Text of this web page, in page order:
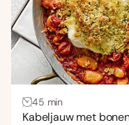
Stamppot
Stoofschotel
Taart
Tapas
Vis
45 min
Kabeljauw met